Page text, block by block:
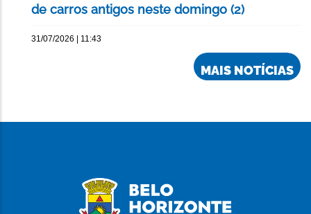
de carros antigos neste domingo (2)
31/07/2026 | 11:43
MAIS NOTÍCIAS